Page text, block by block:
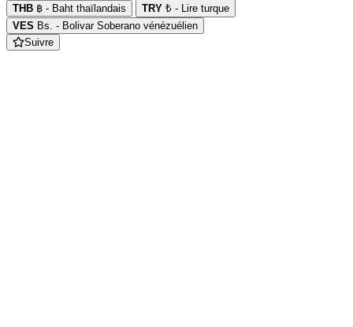
THB ฿ - Baht thaïlandais TRY ₺ - Lire turque
VES Bs. - Bolivar Soberano vénézuélien
Suivre